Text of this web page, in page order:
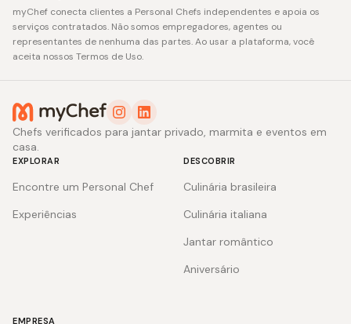
myChef conecta clientes a Personal Chefs independentes e apoia os
serviços contratados. Não somos empregadores, agentes ou
representantes de nenhuma das partes. Ao usar a plataforma, você
aceita nossos Termos de Uso.
Chefs verificados para jantar privado, marmita e eventos em
casa.
EXPLORAR
Encontre um Personal Chef
Experiências
DESCOBRIR
Culinária brasileira
Culinária italiana
Jantar romântico
Aniversário
EMPRESA